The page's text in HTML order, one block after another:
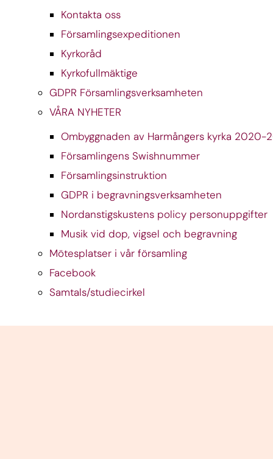
Kontakta oss
Församlingsexpeditionen
Kyrkoråd
Kyrkofullmäktige
GDPR Församlingsverksamheten
VÅRA NYHETER
Ombyggnaden av Harmångers kyrka 2020-
Församlingens Swishnummer
Församlingsinstruktion
GDPR i begravningsverksamheten
Nordanstigskustens policy personuppgifter
Musik vid dop, vigsel och begravning
Mötesplatser i vår församling
Facebook
Samtals/studiecirkel